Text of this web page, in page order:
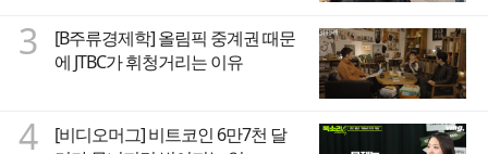
3
[B주류경제학] 올림픽 중계권 때문
에 JTBC가 휘청거리는 이유
4
[비디오머그] 비트코인 6만7천 달